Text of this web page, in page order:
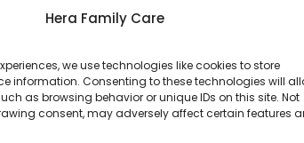
Hera Family Care
we use technologies like cookies to store
information. Consenting to these technologies will
as browsing behavior or unique IDs on this site. Not
consent, may adversely affect certain features